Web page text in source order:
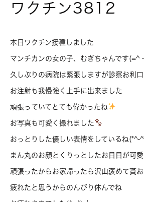
ワクチン3812
本日ワクチン接種しました
マンチカンの女の子、むぎちゃんです(=^
久しぶりの病院は緊張しますが診察お利
お注射も我慢強く上手に出来ました
頑張っていてとても偉かったね
お写真も可愛く撮れました
おっとりした優しい表情をしているね(*^-
まん丸のお顔とくりっとしたお目目が可
頑張ったからお家帰ったら沢山褒めて貰
疲れたと思うからのんびり休んでね